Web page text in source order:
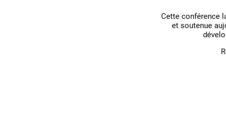
Cette conférence
et soutenue